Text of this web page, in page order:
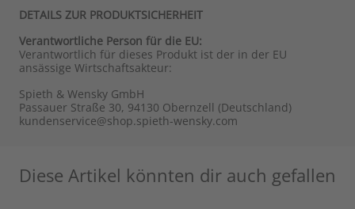
DETAILS ZUR PRODUKTSICHERHEIT
Verantwortliche Person für die EU:
Verantwortlich für dieses Produkt ist der in der EU
ansässige Wirtschaftsakteur:
Spieth & Wensky GmbH
Passauer Straße 30, 94130 Obernzell (Deutschland)
kundenservice@shop.spieth-wensky.com
Diese Artikel könnten dir auch gefallen